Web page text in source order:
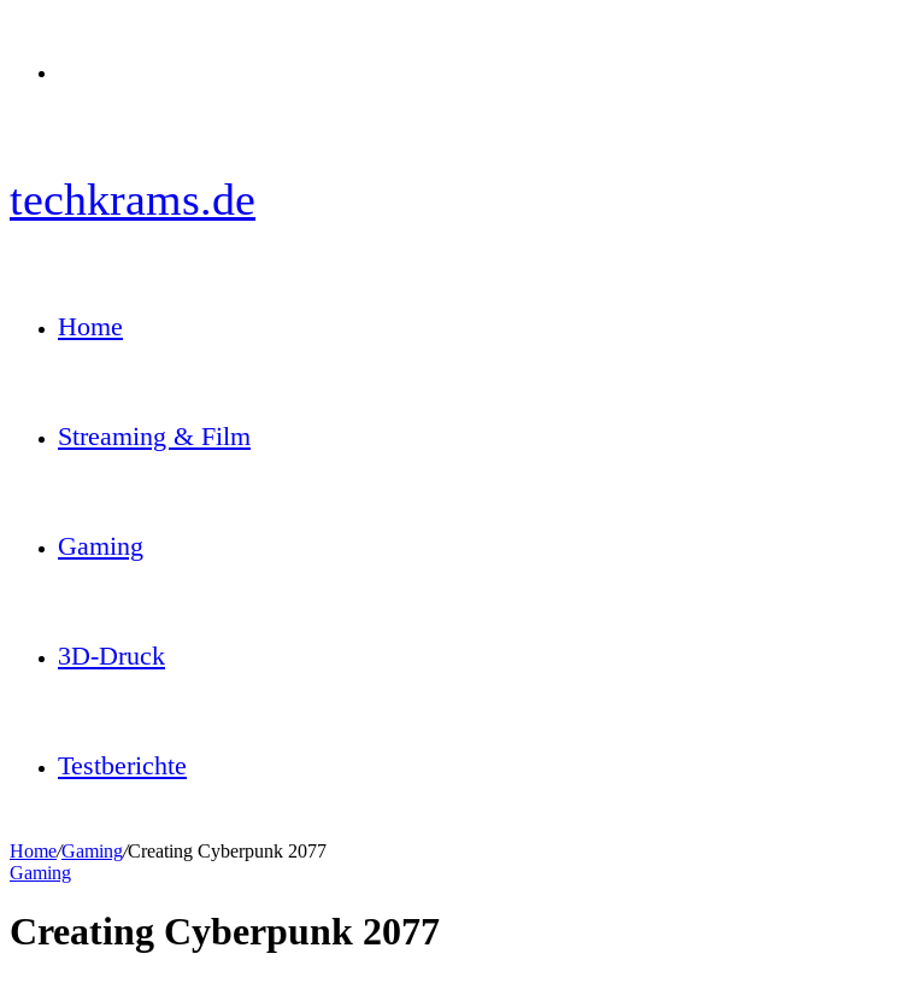
techkrams.de
Home
Streaming & Film
Gaming
3D-Druck
Testberichte
Home/Gaming/Creating Cyberpunk 2077
Gaming
Creating Cyberpunk 2077